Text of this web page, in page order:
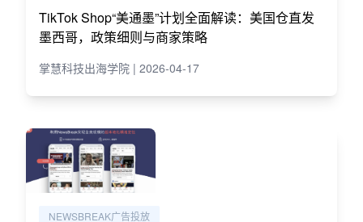
TikTok Shop“美通墨”计划全面解读：美国仓直发
墨西哥，政策细则与商家策略
掌慧科技出海学院 | 2026-04-17
NEWSBREAK广告投放